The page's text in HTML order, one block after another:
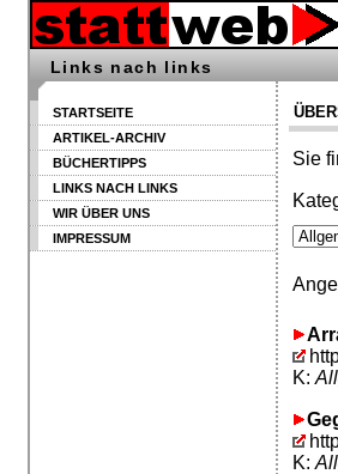
Links nach links
Sie
K:
K:
STARTSEITE
ARTIKEL-ARCHIV
BÜCHERTIPPS
LINKS NACH LINKS
WIR ÜBER UNS
IMPRESSUM